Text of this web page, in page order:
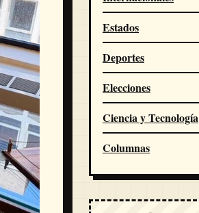
Estados
Deportes
Elecciones
Ciencia y Tecnología
Columnas